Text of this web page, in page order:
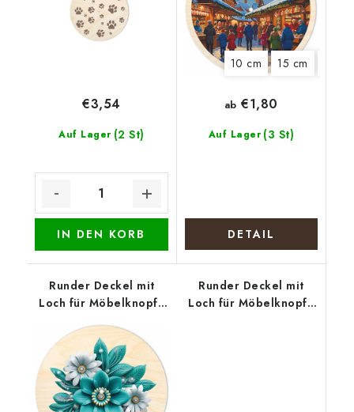
Auf Lager (2 St)
€3,54
IN DEN KORB
10 cm 15 cm
Auf Lager (3 St)
ab €1,80
DETAIL
Runder Deckel mit
Loch für Möbelknopf -
Runder Deckel mit
Loch für Möbelknopf -